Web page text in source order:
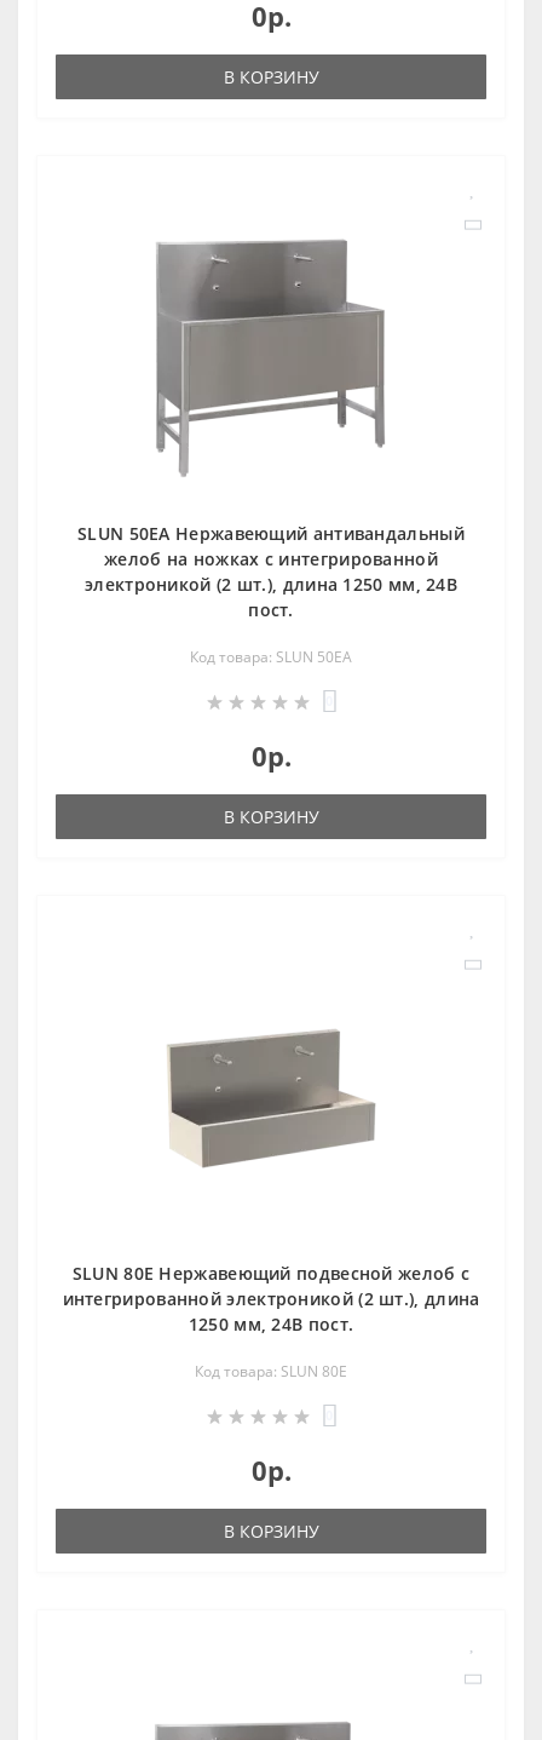
0р.
В КОРЗИНУ
SLUN 50EA Нержавеющий антивандальный
желоб на ножках с интегрированной
электроникой (2 шт.), длина 1250 мм, 24В
пост.
Код товара: SLUN 50EA
0р.
В КОРЗИНУ
SLUN 80E Нержавеющий подвесной желоб с
интегрированной электроникой (2 шт.), длина
1250 мм, 24В пост.
Код товара: SLUN 80E
0р.
В КОРЗИНУ